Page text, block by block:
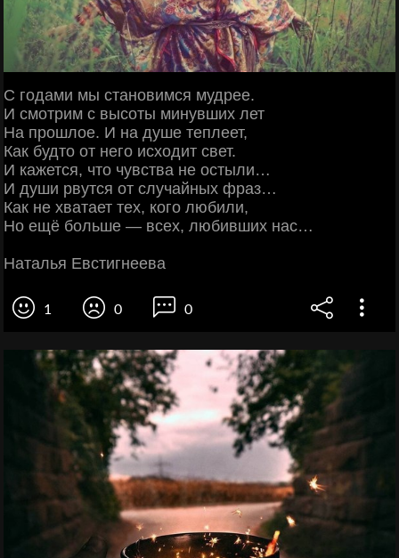
С годами мы становимся мудрее.
И смотрим с высоты минувших лет
На прошлое. И на душе теплеет,
Как будто от него исходит свет.
И кажется, что чувства не остыли…
И души рвутся от случайных фраз…
Как не хватает тех, кого любили,
Но ещё больше — всех, любивших нас…
Наталья Евстигнеева
1 0 0